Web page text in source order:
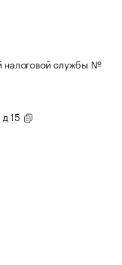
налоговой службы №
15